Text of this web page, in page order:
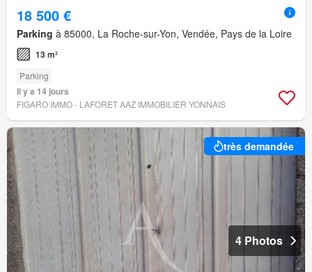
18 500 €
Parking à 85000, La Roche-sur-Yon, Vendée, Pays de la Loire
13 m²
Parking
Il y a 14 jours
FIGARO IMMO - LAFORET AAZ IMMOBILIER YONNAIS
très demandée
4 Photos